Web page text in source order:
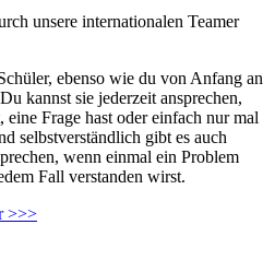
unsere internationalen Teamer
ebenso wie du von Anfang an
kannst sie jederzeit ansprechen,
Frage hast oder einfach nur mal
selbstverständlich gibt es auch
wenn einmal ein Problem
Fall verstanden wirst.
>>>